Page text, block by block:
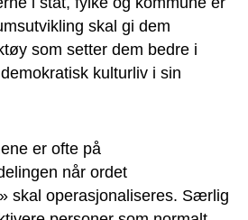
skal gi dem
som setter dem bedre i
kulturliv i sin
er ofte på
når ordet
skal operasjonaliseres. Særlig